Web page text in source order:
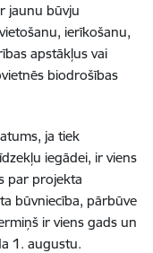
jaunu būvju
ierīkošanu,
apstākļus vai
biodrošības
ja tiek
iegādei, ir viens
par projekta
būvniecība, pārbūve
ir viens gads un
1. augustu.